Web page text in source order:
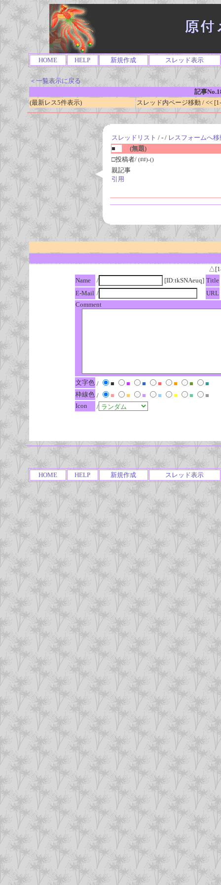
HOME HELP 新規作成 スレッド表示
＜一覧表示に戻る
記事
(最新レス5件表示)
スレッド内ページ移動 / <<
スレッドリスト / - / レスフォームへ移
■
(無題)
□投稿者/ (##)-()
親記事
引用
Name
/ [ID:tkSNAeuq] Title
E-Mail /
URL
Comment
文字色 / ■ ■ ■ ■ ■ ■
■
枠線色 / ■ ■ ■ ■ ■ ■
■
Icon
/
HOME HELP 新規作成 スレッド表示